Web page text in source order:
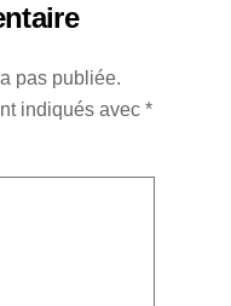
pas publiée.
indiqués avec *